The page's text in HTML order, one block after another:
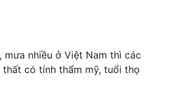
nhiều ở Việt Nam thì các
có tính thẩm mỹ, tuổi thọ